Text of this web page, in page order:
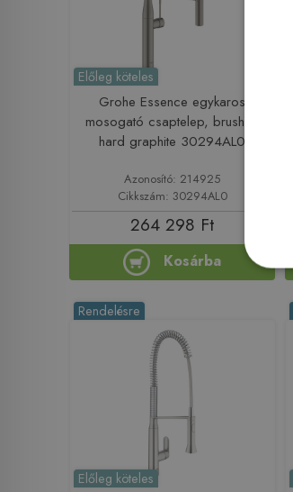
Előleg köteles
Grohe Essence egykaros
mosogató csaptelep, brushed
hard graphite 30294AL0
Azonosító: 214925
Cikkszám: 30294AL0
264 298 Ft
Kosárba
Rendelésre
Előleg köteles